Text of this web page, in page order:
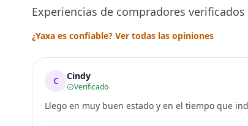
Experiencias de compradores
¿Yaxa es confiable? Ver todas las opiniones
C Cindy
Verificado
Llego en muy buen estado y en el tiempo que